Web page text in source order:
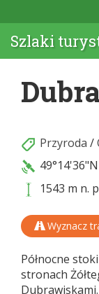
Szlaki
Przyroda /
49°14'36"N
1543 m n.
Wyznacz
Północne
stronach
Dubrawiskami.